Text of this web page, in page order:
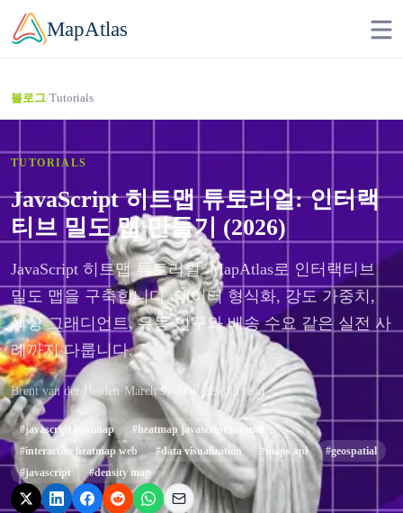
Skip to main content
MapAtlas
블로그/Tutorials
TUTORIALS
JavaScript 히트맵 튜토리얼: 인터랙
티브 밀도 맵 만들기 (2026)
JavaScript 히트맵 튜토리얼: MapAtlas로 인터랙티브
밀도 맵을 구축합니다. 데이터 형식화, 강도 가중치,
색상 그래디언트, 유동 인구와 배송 수요 같은 실전 사
례까지 다룹니다.
Brent van der Heiden·March 9, 2026 22 min read
#javascript heatmap # heatmap javascript tutorial
#interactive heatmap web #data visualization # maps api #geospatial
#javascript #density map